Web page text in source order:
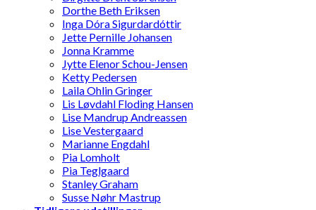
Dorthe Beth Eriksen
Inga Dóra Sigurdardóttir
Jette Pernille Johansen
Jonna Kramme
Jytte Elenor Schou-Jensen
Ketty Pedersen
Laila Ohlin Gringer
Lis Løvdahl Floding Hansen
Lise Mandrup Andreassen
Lise Vestergaard
Marianne Engdahl
Pia Lomholt
Pia Teglgaard
Stanley Graham
Susse Nøhr Mastrup